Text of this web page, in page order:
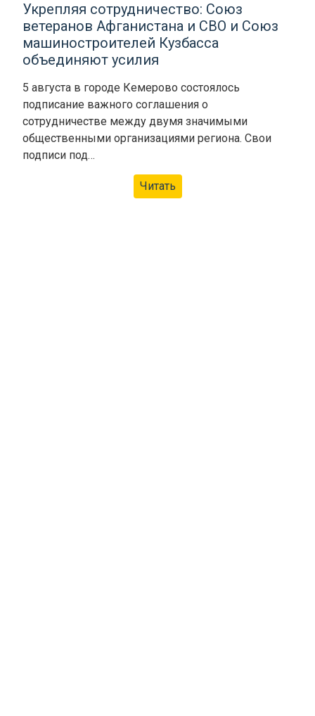
Укрепляя сотрудничество: Союз
ветеранов Афганистана и СВО и Союз
машиностроителей Кузбасса
объединяют усилия
5 августа в городе Кемерово состоялось
подписание важного соглашения о
сотрудничестве между двумя значимыми
общественными организациями региона. Свои
подписи под…
Читать